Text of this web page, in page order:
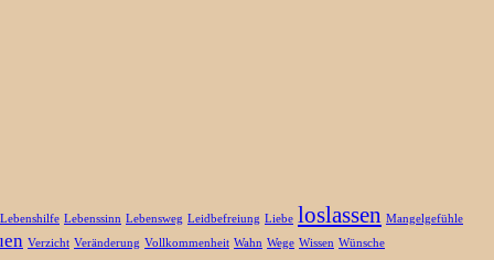
Lebenshilfe Lebenssinn Lebensweg Leidbefreiung Liebe loslassen Mangelgefühle
Verzicht Veränderung Vollkommenheit Wahn Wege Wissen Wünsche